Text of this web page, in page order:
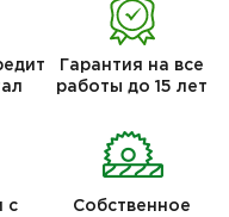
Гарантия на все
работы до 15 лет
с
Собственное